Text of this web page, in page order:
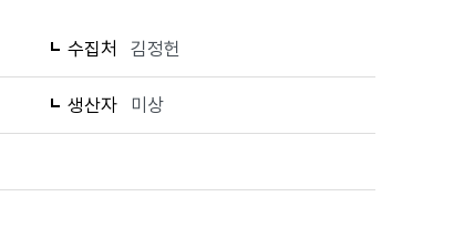
수집처 김정헌
생산자 미상